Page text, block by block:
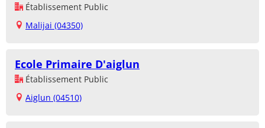
Établissement Public
Malijai (04350)
Ecole Primaire D'aiglun
Établissement Public
Aiglun (04510)